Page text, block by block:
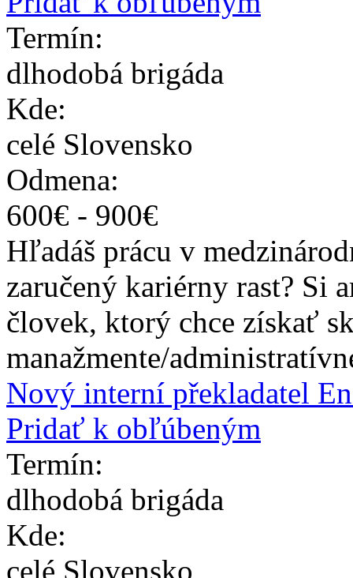
Termín:
dlhodobá brigáda
Kde:
celé Slovensko
Odmena:
600€ - 900€
Hľadáš prácu v
zaručený kariérny rast? Si
človek, ktorý chce získať
manažmente/
Nový interní překladatel
Pridať k obľúbeným
Termín:
dlhodobá brigáda
Kde:
celé Slovensko